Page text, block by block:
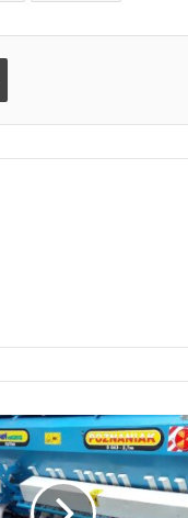
Drukuj